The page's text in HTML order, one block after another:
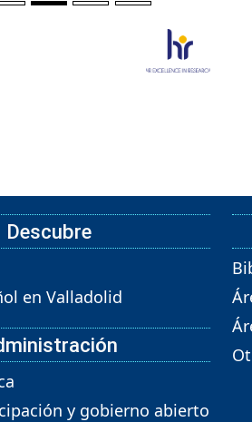
Descubre
en Valladolid
y gobierno abierto